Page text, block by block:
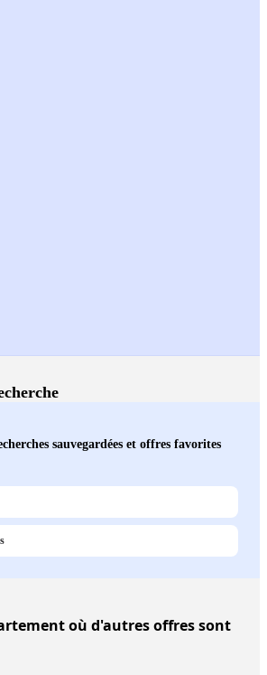
sauvegardées et offres favorites
où d'autres offres sont